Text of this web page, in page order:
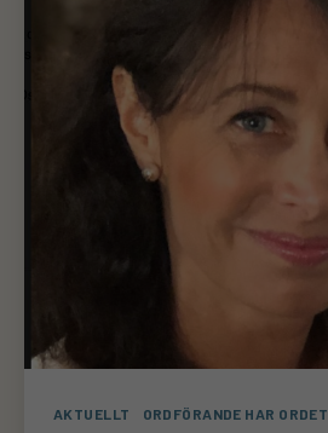
Kategorier
AKTUELLT ORDFÖRANDE HAR ORDET